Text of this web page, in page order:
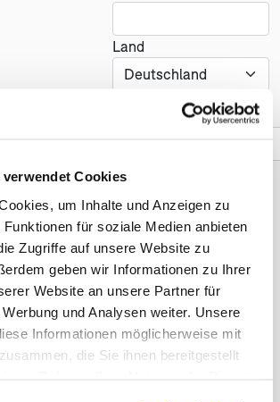
verwendet Cookies
um Inhalte und Anzeigen zu
für soziale Medien anbieten
Zugriffe auf unsere Website zu
geben wir Informationen zu Ihrer
Website an unsere Partner für
und Analysen weiter. Unsere
Informationen möglicherweise mit
die Sie ihnen bereitgestellt
Land
Telefonnummer *
Reise
Anzahl der Reisenden *
Früheste Anreise *